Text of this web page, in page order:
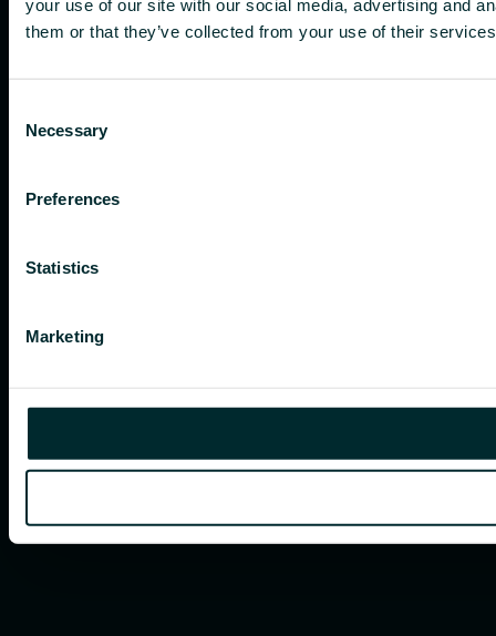
your use of our site with our social media, advertising and
them or that they’ve collected from your use of their
Selection
Necessary
Preferences
Statistics
Marketing